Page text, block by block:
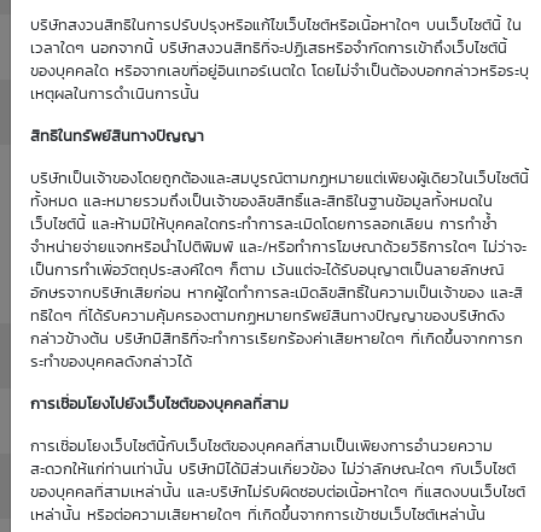
บริษัทสงวนสิทธิในการปรับปรุงหรือแก้ไขเว็บไซต์หรือเนื้อหาใดๆ บนเว็บไซต์นี้ ใน
เวลาใดๆ นอกจากนี้ บริษัทสงวนสิทธิที่จะปฏิเสธหรือจำกัดการเข้าถึงเว็บไซต์นี้
ของบุคคลใด หรือจากเลขที่อยู่อินเทอร์เนตใด โดยไม่จำเป็นต้องบอกกล่าวหรือระบุ
เหตุผลในการดำเนินการนั้น
สิทธิในทรัพย์สินทางปัญญา
บริษัทเป็นเจ้าของโดยถูกต้องและสมบูรณ์ตามกฏหมายแต่เพียงผู้เดียวในเว็บไซต์นี้
ทั้งหมด และหมายรวมถึงเป็นเจ้าของลิขสิทธิ์และสิทธิในฐานข้อมูลทั้งหมดใน
เว็บไซต์นี้ และห้ามมิให้บุคคลใดกระทำการละเมิดโดยการลอกเลียน การทำซ้ำ
จำหน่ายจ่ายแจกหรือนำไปตีพิมพ์ และ/หรือทำการโฆษณาด้วยวิธีการใดๆ ไม่ว่าจะ
เป็นการทำเพื่อวัตถุประสงค์ใดๆ ก็ตาม เว้นแต่จะได้รับอนุญาตเป็นลายลักษณ์
อักษรจากบริษัทเสียก่อน หากผู้ใดทำการละเมิดลิขสิทธิ์ในความเป็นเจ้าของ และสิ
ทธิใดๆ ที่ได้รับความคุ้มครองตามกฏหมายทรัพย์สินทางปัญญาของบริษัทดัง
กล่าวข้างต้น บริษัทมีสิทธิที่จะทำการเรียกร้องค่าเสียหายใดๆ ที่เกิดขึ้นจากการก
ระทำของบุคคลดังกล่าวได้
การเชื่อมโยงไปยังเว็บไซต์ของบุคคลที่สาม
การเชื่อมโยงเว็บไซต์นี้กับเว็บไซต์ของบุคคลที่สามเป็นเพียงการอำนวยความ
สะดวกให้แก่ท่านเท่านั้น บริษัทมิได้มีส่วนเกี่ยวข้อง ไม่ว่าลักษณะใดๆ กับเว็บไซต์
ของบุคคลที่สามเหล่านั้น และบริษัทไม่รับผิดชอบต่อเนื้อหาใดๆ ที่แสดงบนเว็บไซต์
เหล่านั้น หรือต่อความเสียหายใดๆ ที่เกิดขึ้นจากการเข้าชมเว็บไซต์เหล่านั้น
Time Decay (%)
: 0.00%
Implied Volatility
Historical
Volatility
: 0.00%(as of 1
Jan 70)
:
0.00%
(as of 1
Jan 70)
Moneyness
: ATM / 0.00%
Delta
: 0.00%
All in Premium
: 0.00%